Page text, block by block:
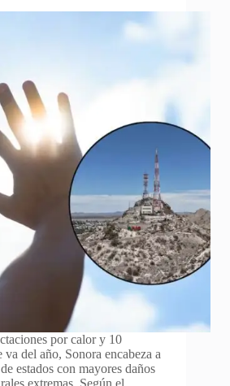
por calor y 10
del año, Sonora encabeza a
estados con mayores daños
extremas. Según el